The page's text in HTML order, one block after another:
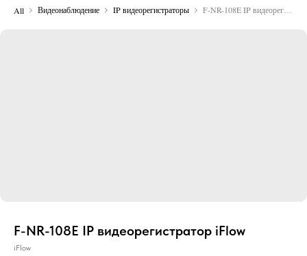
All Видеонаблюдение IP видеорегистраторы
F-NR-108E IP видеорегистратор iFlow
iFlow